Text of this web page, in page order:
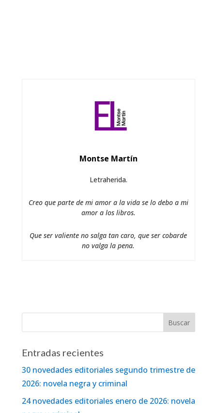
Montse Martín
Letraherida.
Creo que parte de mi amor a la vida se lo debo a mi
amor a los libros.
Que ser valiente no salga tan caro, que ser cobarde
no valga la pena.
Entradas recientes
30 novedades editoriales segundo trimestre de
2026: novela negra y criminal
24 novedades editoriales enero de 2026: novela